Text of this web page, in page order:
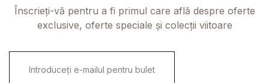
Înscrieți-vă pentru a fi primul care află despre oferte
exclusive, oferte speciale și colecții viitoare